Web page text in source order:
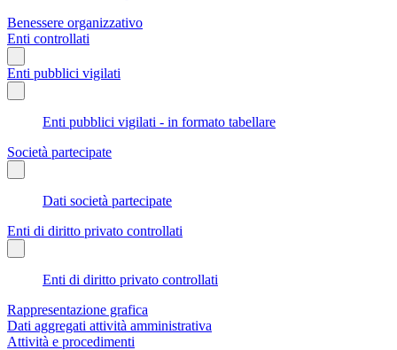
Benessere organizzativo
Enti controllati
Enti pubblici vigilati
Enti pubblici vigilati - in formato tabellare
Società partecipate
Dati società partecipate
Enti di diritto privato controllati
Enti di diritto privato controllati
Rappresentazione grafica
Dati aggregati attività amministrativa
Attività e procedimenti